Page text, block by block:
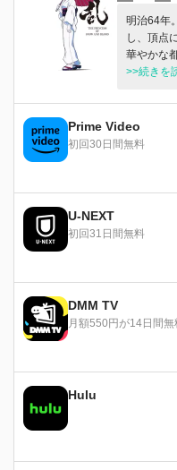
明治64年
し、頂点
華やかな
を命じら
探し続け
>>続きを
Prime Video
初回30日間無料
U-NEXT
初回31日間無料
DMM TV
月額550円が14日間無
Hulu